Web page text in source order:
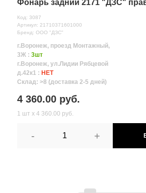
Фонарь задний 2171 "ДЗС"
Код: 3087
Артикул: 21710371601000
Бренд: ООО "ДЗС"
г.Воронеж, проезд Монтажный,
3Ж : 3шт
г.Воронеж, ул.Лидии Рябцевой
д.42к1 : НЕТ
Склад: >8 (доставка 2-5 дней)
4 360.00 руб.
1 шт х 4 360.00 руб.
- +